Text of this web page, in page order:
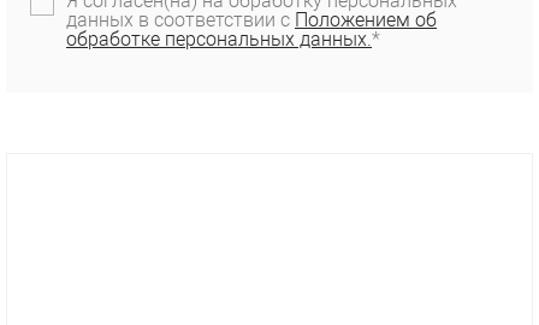
данных в соответствии с Положением об
обработке персональных данных. *